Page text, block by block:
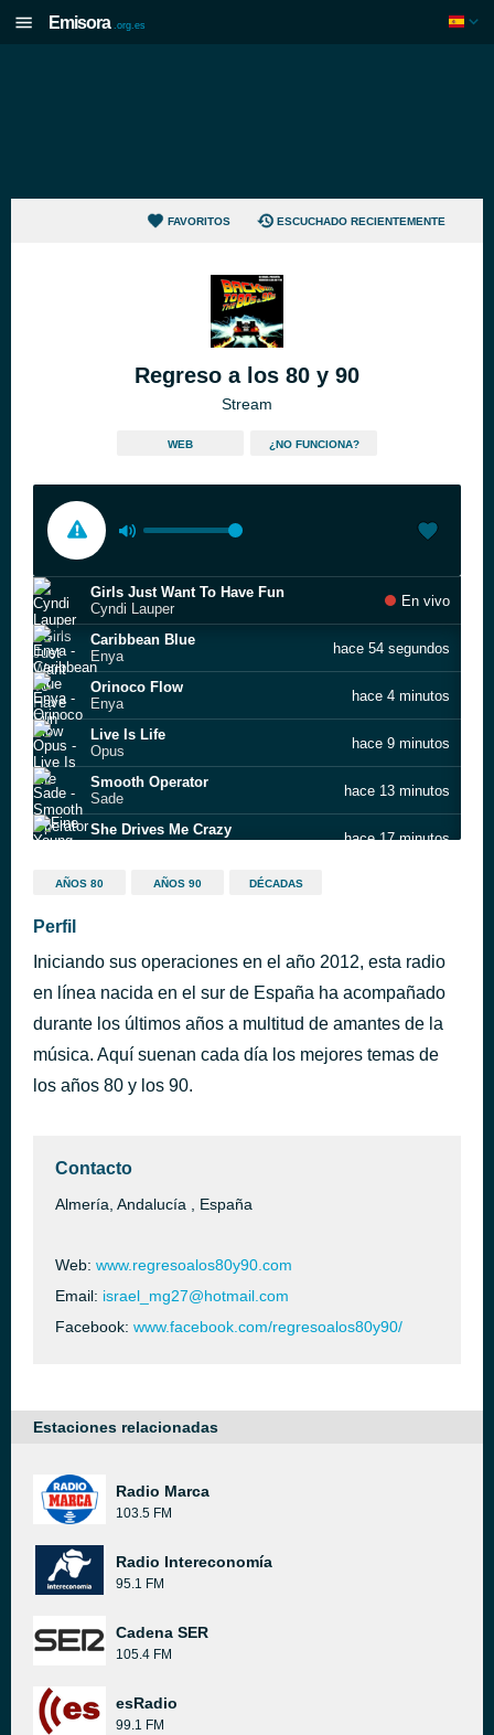
Emisora .org.es
FAVORITOS ESCUCHADO RECIENTEMENTE
Regreso a los 80 y 90
Stream
WEB ¿NO FUNCIONA?
Girls Just Want To Have Fun
Cyndi Lauper
En vivo
Caribbean Blue
Enya
hace 54 segundos
Orinoco Flow
Enya
hace 4 minutos
Live Is Life
Opus
hace 9 minutos
Smooth Operator
Sade
hace 13 minutos
She Drives Me Crazy
hace 17 minutos
Need You Tonight
Bette Davis Eyes
Kim Carnes
Stayin Alive hace 32 minutos
AÑOS 80 AÑOS 90 DÉCADAS
Perfil
Iniciando sus operaciones en el año 2012, esta radio
en línea nacida en el sur de España ha acompañado
durante los últimos años a multitud de amantes de la
música. Aquí suenan cada día los mejores temas de
los años 80 y los 90.
Contacto
Almería, Andalucía , España
Web: www.regresoalos80y90.com
Email: israel_mg27@hotmail.com
Facebook: www.facebook.com/regresoalos80y90/
Estaciones relacionadas
Radio Marca
103.5 FM
Radio Intereconomía
95.1 FM
Cadena SER
105.4 FM
esRadio
99.1 FM